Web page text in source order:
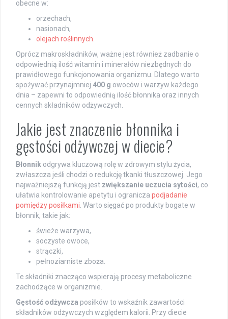
obecne w:
orzechach,
nasionach,
olejach roślinnych
Oprócz makroskładników, ważne jest również zadbanie o
odpowiednią ilość witamin i minerałów niezbędnych do
prawidłowego funkcjonowania organizmu. Dlatego warto
spożywać przynajmniej 400 g owoców i warzyw każdego
dnia – zapewni to odpowiednią ilość błonnika oraz innych
cennych składników odżywczych.
Jakie jest znaczenie błonnika i
gęstości odżywczej w diecie?
Błonnik odgrywa kluczową rolę w zdrowym stylu życia,
zwłaszcza jeśli chodzi o redukcję tkanki tłuszczowej. Jego
najważniejszą funkcją jest zwiększanie uczucia sytości, co
ułatwia kontrolowanie apetytu i ogranicza podjadanie
pomiędzy posiłkami . Warto sięgać po produkty bogate w
błonnik, takie jak:
świeże warzywa,
soczyste owoce,
strączki,
pełnoziarniste zboża.
Te składniki znacząco wspierają procesy metaboliczne
zachodzące w organizmie.
Gęstość odżywcza posiłków to wskaźnik zawartości
składników odżywczych względem kalorii. Przy diecie